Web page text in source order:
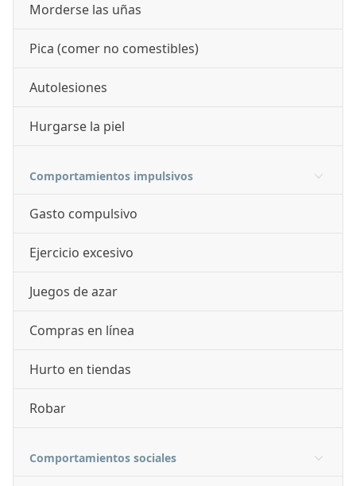
Morderse las uñas
Pica (comer no comestibles)
Autolesiones
Hurgarse la piel
Comportamientos impulsivos
Gasto compulsivo
Ejercicio excesivo
Juegos de azar
Compras en línea
Hurto en tiendas
Robar
Comportamientos sociales